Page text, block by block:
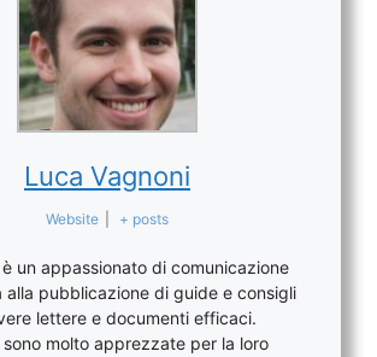
Luca Vagnoni
Website + posts
un appassionato di comunicazione
alla pubblicazione di guide e consigli
lettere e documenti efficaci.
molto apprezzate per la loro